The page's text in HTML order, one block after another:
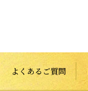
よくあるご質問